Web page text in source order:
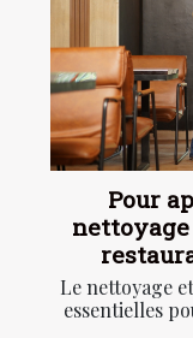
Pour
Le nettoyage
essentielles